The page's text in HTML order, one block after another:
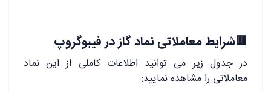
🟥شرایط معاملاتی نماد گاز در فیبوگروپ
در جدول زیر می توانید اطلاعات کاملی از این نماد
معاملاتی را مشاهده نمایید: